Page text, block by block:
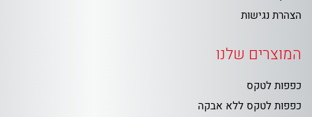
הצהרת נגישות
המוצרים שלנו
כפפות לטקס
כפפות לטקס ללא אבקה